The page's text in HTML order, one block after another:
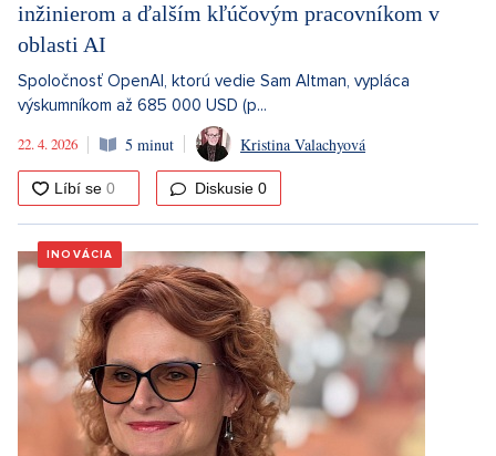
inžinierom a ďalším kľúčovým pracovníkom v
oblasti AI
Spoločnosť OpenAI, ktorú vedie Sam Altman, vypláca
výskumníkom až 685 000 USD (p...
22. 4. 2026
5 minut Kristina Valachyová
Diskusie 0
INOVÁCIA